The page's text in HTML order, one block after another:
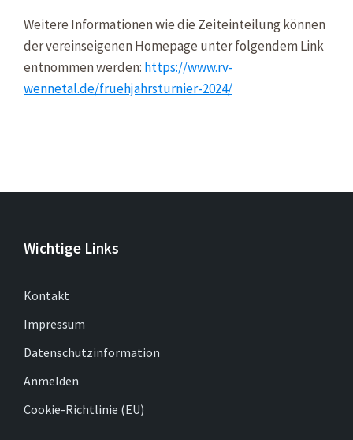
Weitere Informationen wie die Zeiteinteilung können
der vereinseigenen Homepage unter folgendem Link
entnommen werden: https://www.rv-
wennetal.de/fruehjahrsturnier-2024/
Wichtige Links
Kontakt
Impressum
Datenschutzinformation
Anmelden
Cookie-Richtlinie (EU)